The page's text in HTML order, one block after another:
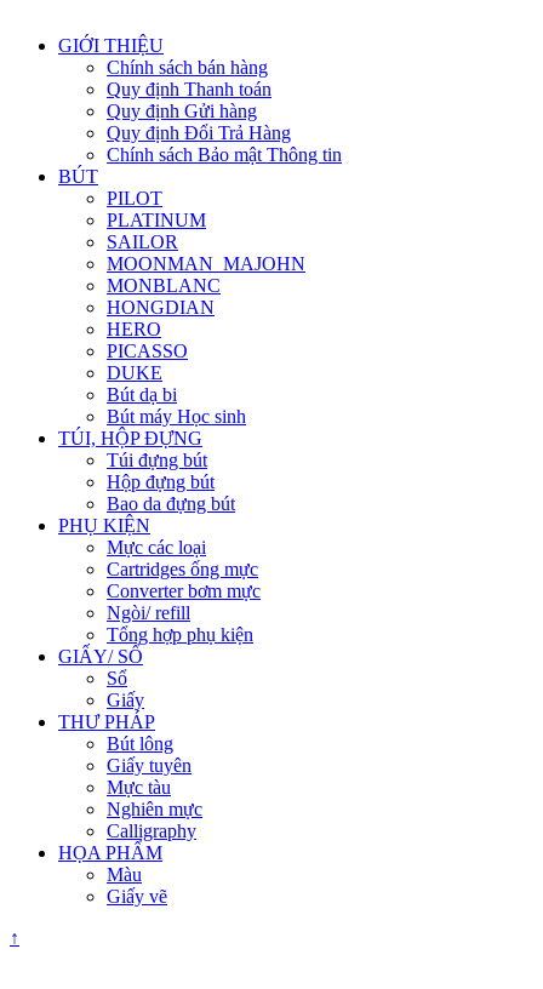
GIỚI THIỆU
Chính sách bán hàng
Quy định Thanh toán
Quy định Gửi hàng
Quy định Đổi Trả Hàng
Chính sách Bảo mật Thông tin
BÚT
PILOT
PLATINUM
SAILOR
MOONMAN_MAJOHN
MONBLANC
HONGDIAN
HERO
PICASSO
DUKE
Bút dạ bi
Bút máy Học sinh
TÚI, HỘP ĐỰNG
Túi đựng bút
Hộp đựng bút
Bao da đựng bút
PHỤ KIỆN
Mực các loại
Cartridges ống mực
Converter bơm mực
Ngòi/ refill
Tổng hợp phụ kiện
GIẤY/ SỔ
Sổ
Giấy
THƯ PHÁP
Bút lông
Giấy tuyên
Mực tàu
Nghiên mực
Calligraphy
HỌA PHẨM
Màu
Giấy vẽ
↑